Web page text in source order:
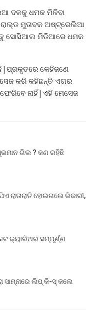
ଦଳକୁ ଧମକ ମିଳିବା
ମୁତାବକ ଅଷ୍ଟ୍ରେଲିଆ
ସୋସିଆଲ ମିଡିଆରେ ଧମକ
କେହିଜଣେ
କରି କହିଛନ୍ତି ଏଗର
ନାହିଁ|ଏହି ମେସେଜ
ଗିଲ ? କଣ ରହିଛି
ରାତାରାତି ହୋଇଗଲେ ଭିକାରୀ,
କ୍ୟାରିଅର ସମ୍ପୂର୍ଣ୍ଣ
ସାମ୍ନାରେ ଲିପ୍ କି-ସ୍ କଲେ